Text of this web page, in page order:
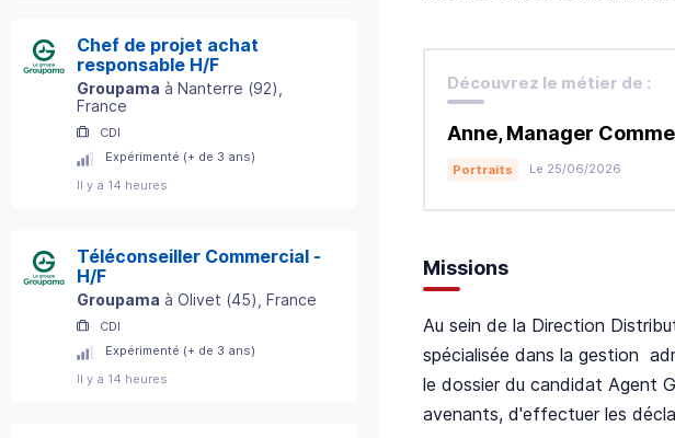
Chef de projet achat
responsable H/F
Groupama à Nanterre (92)
France
CDI
Expérimenté (+ de 3 ans)
Il y a 14 heures
Téléconseiller Commercial -
H/F
Groupama à Olivet (45) , France
CDI
Expérimenté (+ de 3 ans)
Il y a 14 heures
Découvrez le métier de :
Anne, Manager
Portraits Le 25/06/2026
Missions
Au sein de la Direction
spécialisée dans la gestion
le dossier du candidat Agent
avenants, d'effectuer les